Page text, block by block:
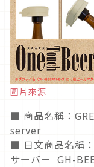
圖片來源
■ 商品名稱：
server
■ 日文商品名稱
サーバー GH-